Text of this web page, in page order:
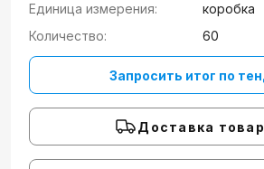
Единица измерения:
коробка
Количество:
60
Запросить итог по
Доставка